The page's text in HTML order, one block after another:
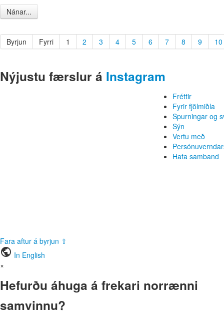
Nánar...
Byrjun Fyrri 1 2 3 4 5 6 7 8 9 10
Nýjustu færslur á Instagram
Fréttir
Fyrir fjölmiðla
Spurningar og
Sýn
Vertu með
Hafa samband
Fara aftur á byrjun ⇧
public In English
×
Hefurðu áhuga á frekari norrænni
samvinnu?